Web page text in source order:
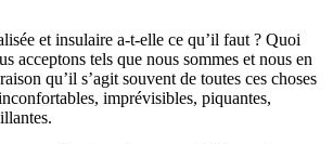
et insulaire a-t-elle ce qu’il faut ? Quoi
acceptons tels que nous sommes et nous en
qu’il s’agit souvent de toutes ces choses
imprévisibles, piquantes,